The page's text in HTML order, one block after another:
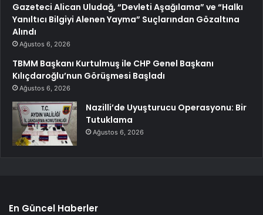
Gazeteci Alican Uludağ, “Devleti Aşağılama” ve “Halkı
Yanıltıcı Bilgiyi Alenen Yayma” Suçlarından Gözaltına
Alındı
Ağustos 6, 2026
TBMM Başkanı Kurtulmuş ile CHP Genel Başkanı
Kılıçdaroğlu’nun Görüşmesi Başladı
Ağustos 6, 2026
Nazilli’de Uyuşturucu Operasyonu: Bir
Tutuklama
Ağustos 6, 2026
En Güncel Haberler